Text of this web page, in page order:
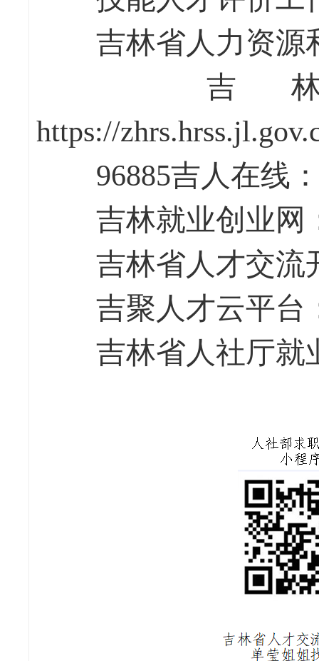
吉林省人力资源和
吉林
https://
96885吉人在线：
吉林就业创业网：
吉林省人才交流开
吉聚人才云平台：
吉林省人社厅就业